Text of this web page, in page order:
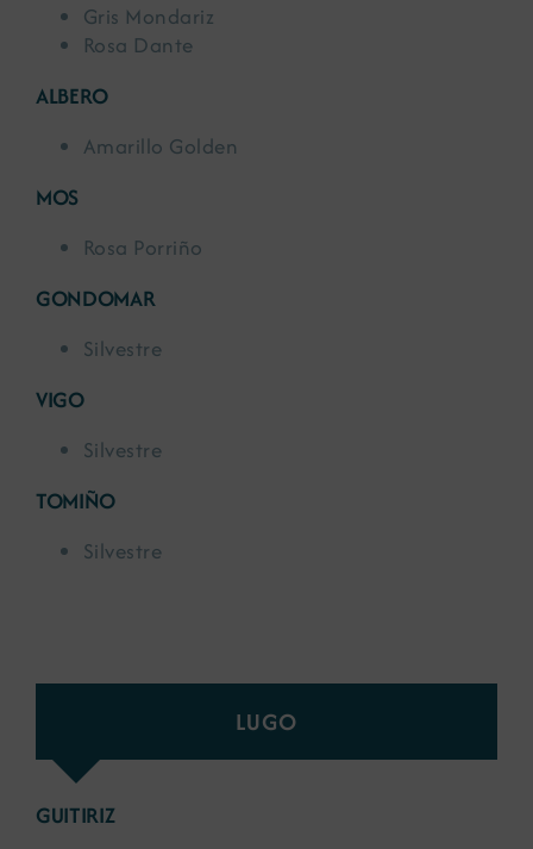
Gris Mondariz
Rosa Dante
ALBERO
Amarillo Golden
MOS
Rosa Porriño
GONDOMAR
Silvestre
VIGO
Silvestre
TOMIÑO
Silvestre
LUGO
GUITIRIZ